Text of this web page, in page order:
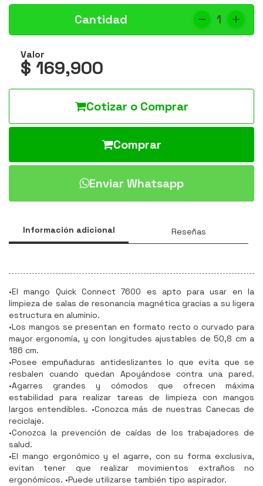
Cantidad 1
Valor
$ 169,900
Cotizar o Comprar
Comprar
Enviar Whatsapp
Información adicional Reseñas
•El mango Quick Connect 7600 es apto para usar en la
limpieza de salas de resonancia magnética gracias a su ligera
estructura en aluminio.
•Los mangos se presentan en formato recto o curvado para
mayor ergonomía, y con longitudes ajustables de 50,8 cm a
186 cm.
•Posee empuñaduras antideslizantes lo que evita que se
resbalen cuando quedan Apoyándose contra una pared.
•Agarres grandes y cómodos que ofrecen máxima
estabilidad para realizar tareas de limpieza con mangos
largos entendibles. •Conozca más de nuestras Canecas de
reciclaje.
•Conozca la prevención de caídas de los trabajadores de
salud.
•El mango ergonómico y el agarre, con su forma exclusiva,
evitan tener que realizar movimientos extraños no
ergonómicos. •Puede utilizarse también tipo aspirador.